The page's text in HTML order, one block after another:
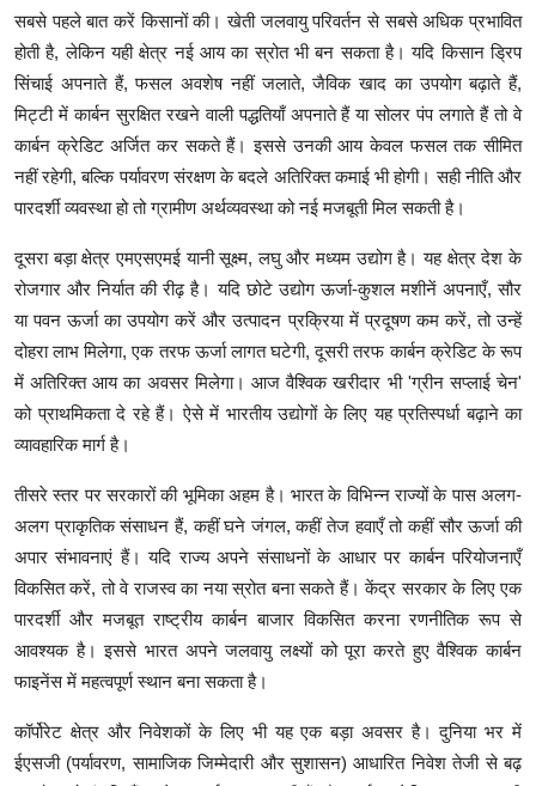
सबसे पहले बात करें किसानों की। खेती जलवायु परिवर्तन से सबसे अधिक प्रभावित
होती है, लेकिन यही क्षेत्र नई आय का स्रोत भी बन सकता है। यदि किसान ड्रिप
सिंचाई अपनाते हैं, फसल अवशेष नहीं जलाते, जैविक खाद का उपयोग बढ़ाते हैं,
मिट्टी में कार्बन सुरक्षित रखने वाली पद्धतियाँ अपनाते हैं या सोलर पंप लगाते हैं तो वे
कार्बन क्रेडिट अर्जित कर सकते हैं। इससे उनकी आय केवल फसल तक सीमित
नहीं रहेगी, बल्कि पर्यावरण संरक्षण के बदले अतिरिक्त कमाई भी होगी। सही नीति और
पारदर्शी व्यवस्था हो तो ग्रामीण अर्थव्यवस्था को नई मजबूती मिल सकती है।
दूसरा बड़ा क्षेत्र एमएसएमई यानी सूक्ष्म, लघु और मध्यम उद्योग है। यह क्षेत्र देश के
रोजगार और निर्यात की रीढ़ है। यदि छोटे उद्योग ऊर्जा-कुशल मशीनें अपनाएँ, सौर
या पवन ऊर्जा का उपयोग करें और उत्पादन प्रक्रिया में प्रदूषण कम करें, तो उन्हें
दोहरा लाभ मिलेगा, एक तरफ ऊर्जा लागत घटेगी, दूसरी तरफ कार्बन क्रेडिट के रूप
में अतिरिक्त आय का अवसर मिलेगा। आज वैश्विक खरीदार भी 'ग्रीन सप्लाई चेन'
को प्राथमिकता दे रहे हैं। ऐसे में भारतीय उद्योगों के लिए यह प्रतिस्पर्धा बढ़ाने का
व्यावहारिक मार्ग है।
तीसरे स्तर पर सरकारों की भूमिका अहम है। भारत के विभिन्न राज्यों के पास अलग-
अलग प्राकृतिक संसाधन हैं, कहीं घने जंगल, कहीं तेज हवाएँ तो कहीं सौर ऊर्जा की
अपार संभावनाएं हैं। यदि राज्य अपने संसाधनों के आधार पर कार्बन परियोजनाएँ
विकसित करें, तो वे राजस्व का नया स्रोत बना सकते हैं। केंद्र सरकार के लिए एक
पारदर्शी और मजबूत राष्ट्रीय कार्बन बाजार विकसित करना रणनीतिक रूप से
आवश्यक है। इससे भारत अपने जलवायु लक्ष्यों को पूरा करते हुए वैश्विक कार्बन
फाइनेंस में महत्वपूर्ण स्थान बना सकता है।
कॉर्पोरेट क्षेत्र और निवेशकों के लिए भी यह एक बड़ा अवसर है। दुनिया भर में
ईएसजी (पर्यावरण, सामाजिक जिम्मेदारी और सुशासन) आधारित निवेश तेजी से बढ़